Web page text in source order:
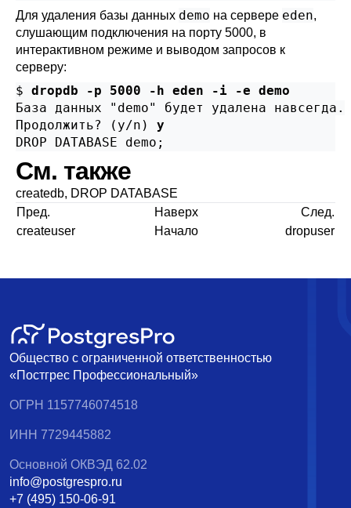
Для удаления базы данных demo на сервере eden,
слушающим подключения на порту 5000, в
интерактивном режиме и выводом запросов к
серверу:
$ dropdb -p 5000 -h eden -i -e demo
База данных "demo" будет удалена навсегда.
Продолжить? (y/n) y
DROP DATABASE demo;
См. также
createdb, DROP DATABASE
Пред.
Наверх
След.
createuser
Начало dropuser
Общество с ограниченной ответственностью
«Постгрес Профессиональный»
ОГРН 1157746074518
ИНН 7729445882
Основной ОКВЭД 62.02
info@postgrespro.ru
+7 (495) 150-06-91